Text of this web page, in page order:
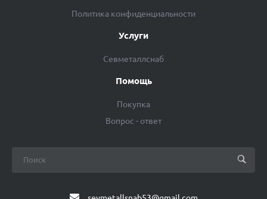
Политика конфиденциальности
Услуги
Севметаллснаб
Помощь
Покупка
Вопрос - ответ